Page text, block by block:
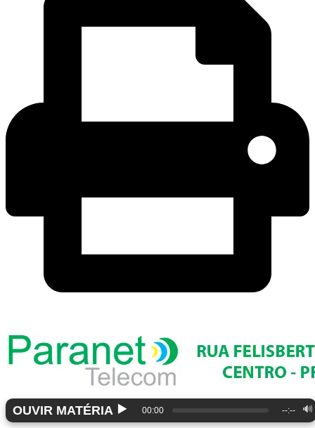
OUVIR MATÉRIA ▶️ 00:00 --:-- 🔊